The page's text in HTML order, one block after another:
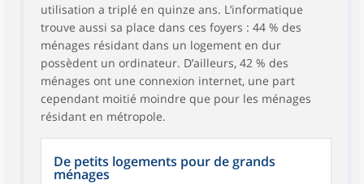
utilisation a triplé en quinze ans. L’informatique
trouve aussi sa place dans ces foyers : 44 % des
ménages résidant dans un logement en dur
possèdent un ordinateur. D’ailleurs, 42 % des
ménages ont une connexion internet, une part
cependant moitié moindre que pour les ménages
résidant en métropole.
De petits logements pour de grands
ménages